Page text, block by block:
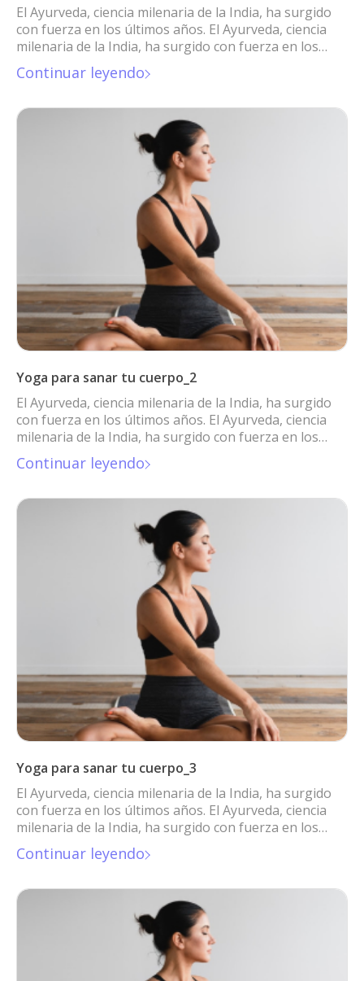
El Ayurveda, ciencia milenaria de la India, ha surgido
con fuerza en los últimos años. El Ayurveda, ciencia
milenaria de la India, ha surgido con fuerza en los
últimos años.
Continuar leyendo
Yoga para sanar tu cuerpo_2
El Ayurveda, ciencia milenaria de la India, ha surgido
con fuerza en los últimos años. El Ayurveda, ciencia
milenaria de la India, ha surgido con fuerza en los
últimos años.
Continuar leyendo
Yoga para sanar tu cuerpo_3
El Ayurveda, ciencia milenaria de la India, ha surgido
con fuerza en los últimos años. El Ayurveda, ciencia
milenaria de la India, ha surgido con fuerza en los
últimos años.
Continuar leyendo